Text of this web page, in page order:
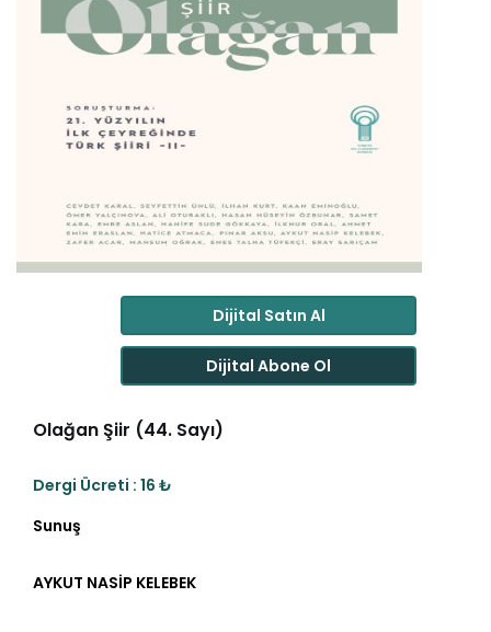
Dijital Satın Al
Dijital Abone Ol
Olağan Şiir (44. Sayı)
Dergi Ücreti : 16 ₺
Sunuş
AYKUT NASİP KELEBEK